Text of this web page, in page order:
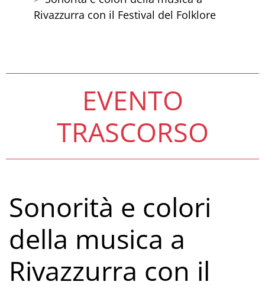
Rivazzurra con il Festival del Folklore
EVENTO
TRASCORSO
Sonorità e colori
della musica a
Rivazzurra con il